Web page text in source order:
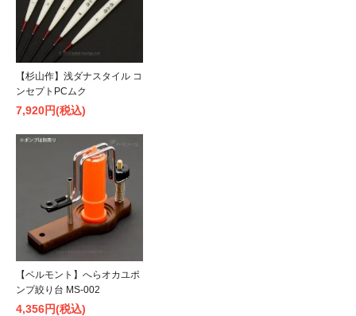
【杉山作】浅ダナスタイル コ
ンセプトPCムク
7,920円(税込)
【ベルモント】へらオカユポ
ンプ絞り台 MS-002
4,356円(税込)